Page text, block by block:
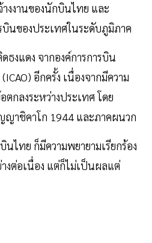
งงานของนักบินไทย และ
นของประเทศในระดับภูมิภาค
ธงแดง จากองค์การการบิน
อีกครั้ง เนื่องจากมีความ
กลงระหว่างประเทศ โดย
ญาชิคาโก 1944 และภาคผนวก
นไทย ก็มีความพยายามเรียกร้อง
งต่อเนื่อง แต่ก็ไม่เป็นผลแต่